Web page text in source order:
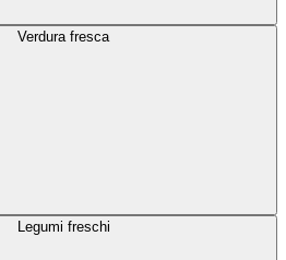
Verdura fresca
Legumi freschi